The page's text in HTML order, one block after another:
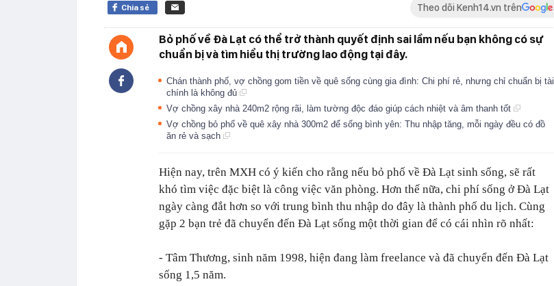
Chia sẻ Theo dõi Kenh14.vn trên
Bỏ phố về Đà Lạt có thể trở thành quyết định sai lầm nếu bạn không có sự
chuẩn bị và tìm hiểu thị trường lao động tại đây.
Chán thành phố, vợ chồng gom tiền về quê sống cùng gia đình: Chi phí rẻ, nhưng chỉ chuẩn bị tài
chính là không đủ
Vợ chồng xây nhà 240m2 rộng rãi, làm tường độc đáo giúp cách nhiệt và âm thanh tốt
Vợ chồng bỏ phố về quê xây nhà 300m2 để sống bình yên: Thu nhập tăng, mỗi ngày đều có đồ
ăn rẻ và sạch
Hiện nay, trên MXH có ý kiến cho rằng nếu bỏ phố về Đà Lạt sinh sống, sẽ rất
khó tìm việc đặc biệt là công việc văn phòng. Hơn thế nữa, chi phí sống ở Đà Lạt
ngày càng đắt hơn so với trung bình thu nhập do đây là thành phố du lịch. Cùng
gặp 2 bạn trẻ đã chuyển đến Đà Lạt sống một thời gian để có cái nhìn rõ nhất:
- Tâm Thương, sinh năm 1998, hiện đang làm freelance và đã chuyển đến Đà Lạt
sống 1,5 năm.